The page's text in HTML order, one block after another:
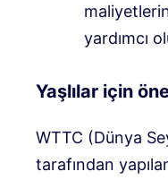
yardımcı
Yaşlılar için
WTTC (Dünya
tarafından